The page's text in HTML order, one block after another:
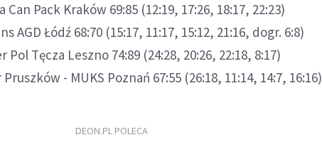
Can Pack Kraków 69:85 (12:19, 17:26, 18:17, 22:23)
AGD Łódź 68:70 (15:17, 11:17, 15:12, 21:16, dogr. 6:8)
Pol Tęcza Leszno 74:89 (24:28, 20:26, 22:18, 8:17)
- MUKS Poznań 67:55 (26:18, 11:14, 14:7, 16:16)
DEON.PL POLECA